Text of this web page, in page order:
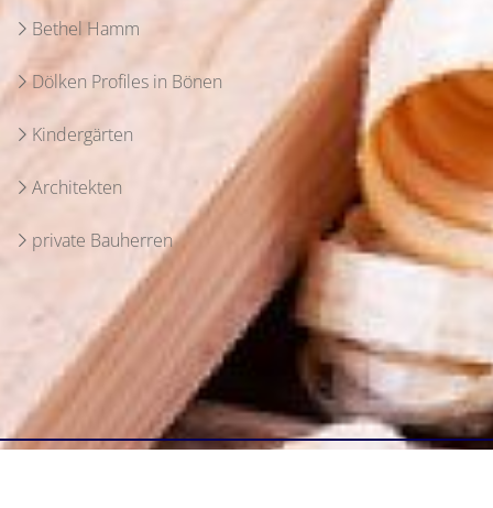
Bethel Hamm
Dölken Profiles in Bönen
Kindergärten
Architekten
private Bauherren